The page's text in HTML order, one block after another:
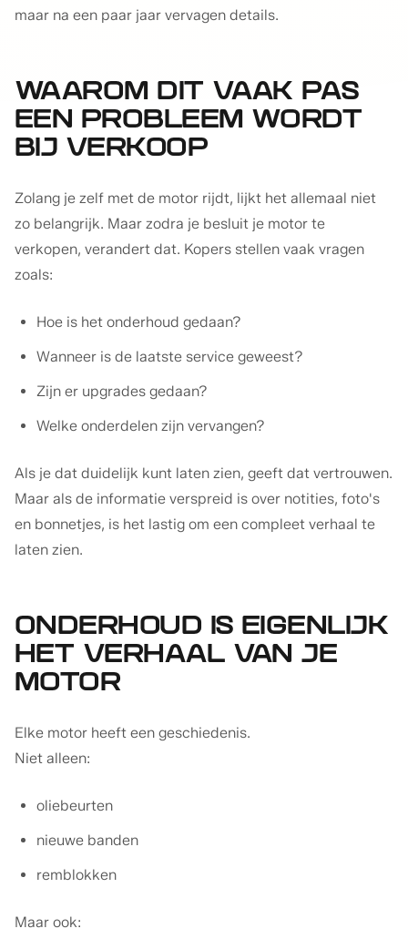
maar na een paar jaar vervagen details.
WAAROM DIT VAAK PAS
EEN PROBLEEM WORDT
BIJ VERKOOP
Zolang je zelf met de motor rijdt, lijkt het allemaal niet
zo belangrijk. Maar zodra je besluit je motor te
verkopen, verandert dat. Kopers stellen vaak vragen
zoals:
Hoe is het onderhoud gedaan?
Wanneer is de laatste service geweest?
Zijn er upgrades gedaan?
Welke onderdelen zijn vervangen?
Als je dat duidelijk kunt laten zien, geeft dat vertrouwen.
Maar als de informatie verspreid is over notities, foto's
en bonnetjes, is het lastig om een compleet verhaal te
laten zien.
ONDERHOUD IS EIGENLIJK
HET VERHAAL VAN JE
MOTOR
Elke motor heeft een geschiedenis.
Niet alleen:
oliebeurten
nieuwe banden
remblokken
Maar ook: